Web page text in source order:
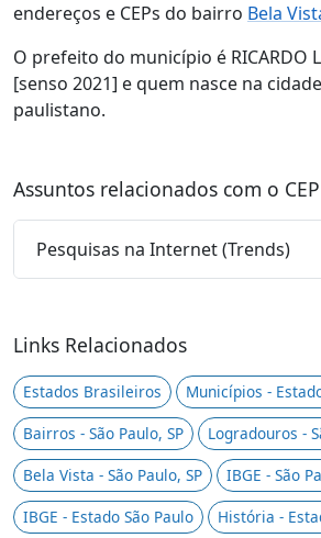
endereços e CEPs do bairro Bela
O prefeito do município é RICARDO
[senso 2021] e quem nasce na
paulistano.
Assuntos relacionados com o
Pesquisas na Internet (Trends)
Links Relacionados
Estados Brasileiros
Municípios -
Bairros - São Paulo, SP
Logradouros -
Bela Vista - São Paulo, SP
IBGE - São
IBGE - Estado São Paulo
História -